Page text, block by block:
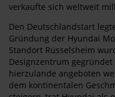
verkaufte sich weltweit
Den Deutschlandstart
Gründung der Hyundai
Standort Rüsselsheim
Designzentrum
hierzulande angeboten
dem kontinentalen